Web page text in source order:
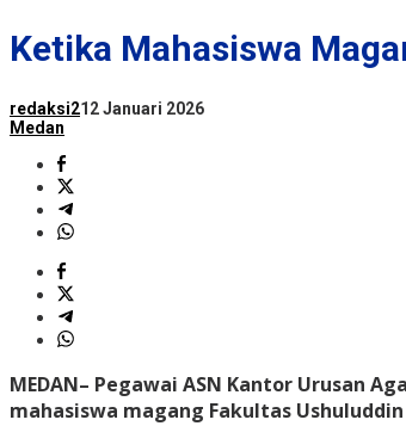
Ketika Mahasiswa
redaksi212 Januari 2026
Medan
MEDAN– Pegawai ASN Kantor Urusan
mahasiswa magang Fakultas